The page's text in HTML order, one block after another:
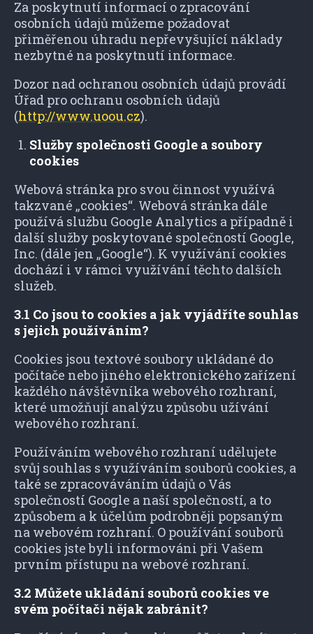
Za poskytnutí informací o zpracování
osobních údajů můžeme požadovat
přiměřenou úhradu nepřevyšující náklady
nezbytné na poskytnutí informace.
Dozor nad ochranou osobních údajů provádí
Úřad pro ochranu osobních údajů
(http://www.uoou.cz).
Služby společnosti Google a soubory
cookies
Webová stránka pro svou činnost využívá
takzvané „cookies“. Webová stránka dále
používá službu Google Analytics a případně i
další služby poskytované společností Google,
Inc. (dále jen „Google“). K využívání cookies
dochází i v rámci využívání těchto dalších
služeb.
3.1 Co jsou to cookies a jak vyjádříte souhlas
s jejich používáním?
Cookies jsou textové soubory ukládané do
počítače nebo jiného elektronického zařízení
každého návštěvníka webového rozhraní,
které umožňují analýzu způsobu užívání
webového rozhraní.
Používáním webového rozhraní udělujete
svůj souhlas s využíváním souborů cookies, a
také se zpracováváním údajů o Vás
společností Google a naší společností, a to
způsobem a k účelům podrobněji popsaným
na webovém rozhraní. O používání souborů
cookies jste byli informováni při Vašem
prvním přístupu na webové rozhraní.
3.2 Můžete ukládání souborů cookies ve
svém počítači nějak zabránit?